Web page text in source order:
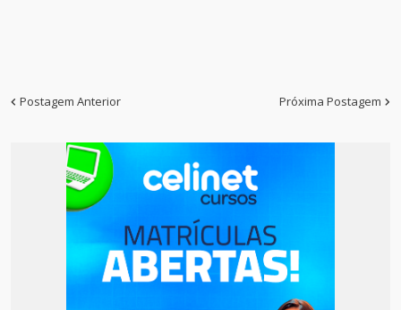
Postagem Anterior Próxima Postagem